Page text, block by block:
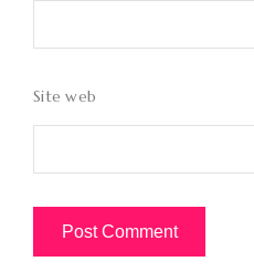
Site web